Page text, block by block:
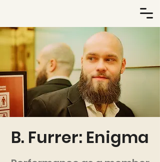
B. Furrer: Enigma